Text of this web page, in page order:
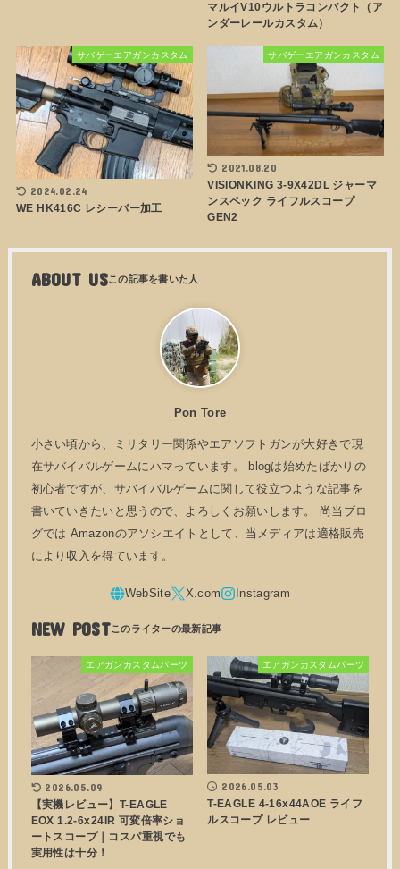
マルイV10ウルトラコンパクト（ア
ンダーレールカスタム）
サバゲーエアガンカスタム
2024.02.24
WE HK416C レシーバー加工
サバゲーエアガンカスタム
2021.08.20
VISIONKING 3-9X42DL ジャーマ
ンスペック ライフルスコープ
GEN2
ABOUT US
Pon Tore
小さい頃から、ミリタリー関係やエアソフトガンが大好きで現
在サバイバルゲームにハマっています。 blogは始めたばかりの
初心者ですが、サバイバルゲームに関して役立つような記事を
書いていきたいと思うので、よろしくお願いします。 尚当ブロ
グでは Amazonのアソシエイトとして、当メディアは適格販売
により収入を得ています。
NEW POST
エアガンカスタムパーツ
2026.05.09
【実機レビュー】T-EAGLE
EOX 1.2-6x24IR 可変倍率ショ
ートスコープ｜コスパ重視でも
実用性は十分！
エアガンカスタムパーツ
2026.05.03
T-EAGLE 4-16x44AOE ライフ
ルスコープ レビュー